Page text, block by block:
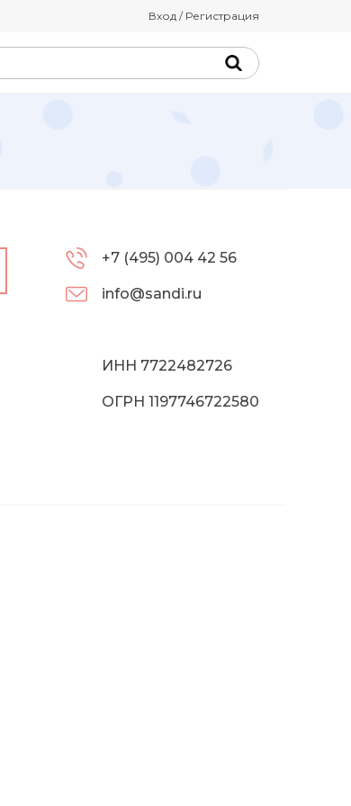
Вход / Регистрация
+7 (495) 004 42 56
info@sandi.ru
ИНН 7722482726
ОГРН 1197746722580